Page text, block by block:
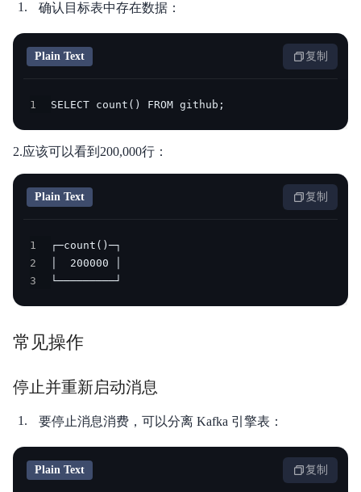
确认目标表中存在数据：
Plain Text 复制
1 SELECT count() FROM github;
2.应该可以看到200,000行：
Plain Text 复制
1
2
3
└─────────┘
常见操作
停止并重新启动消息
要停止消息消费，可以分离 Kafka 引擎表：
Plain Text 复制